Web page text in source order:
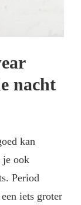
nacht
kan
je ook
Period
iets groter